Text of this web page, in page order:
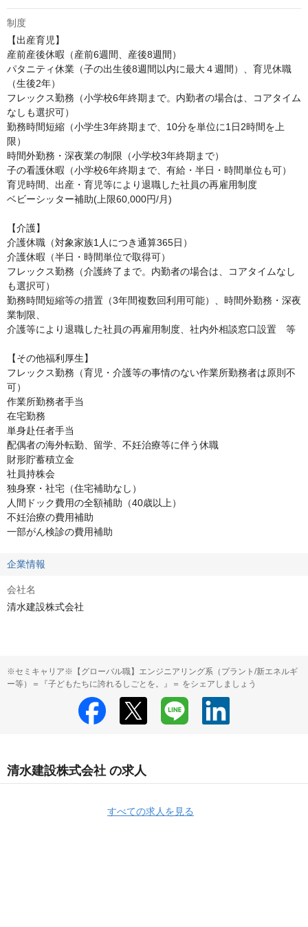
制度
【出産育児】
産前産後休暇（産前6週間、産後8週間）
パタニティ休業（子の出生後8週間以内に最大４週間）、育児休職
（生後2年）
フレックス勤務（小学校6年終期まで。内勤者の場合は、コアタイム
なしも選択可）
勤務時間短縮（小学生3年終期まで、10分を単位に1日2時間を上
限）
時間外勤務・深夜業の制限（小学校3年終期まで）
子の看護休暇（小学校6年終期まで、有給・半日・時間単位も可）
育児時間、出産・育児等により退職した社員の再雇用制度
ベビーシッター補助(上限60,000円/月)
【介護】
介護休職（対象家族1人につき通算365日）
介護休暇（半日・時間単位で取得可）
フレックス勤務（介護終了まで。内勤者の場合は、コアタイムなし
も選択可）
勤務時間短縮等の措置（3年間複数回利用可能）、時間外勤務・深夜
業制限、
介護等により退職した社員の再雇用制度、社内外相談窓口設置　等
【その他福利厚生】
フレックス勤務（育児・介護等の事情のない作業所勤務者は原則不
可）
作業所勤務者手当
在宅勤務
単身赴任者手当
配偶者の海外転勤、留学、不妊治療等に伴う休職
財形貯蓄積立金
社員持株会
独身寮・社宅（住宅補助なし）
人間ドック費用の全額補助（40歳以上）
不妊治療の費用補助
一部がん検診の費用補助
企業情報
会社名
清水建設株式会社
※セミキャリア※【グローバル職】エンジニアリング系（プラント/新エネルギ
ー等）＝『子どもたちに誇れるしごとを。』＝ をシェアしましょう
清水建設株式会社 の求人
すべての求人を見る